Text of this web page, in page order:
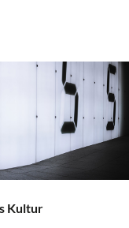
Kultur